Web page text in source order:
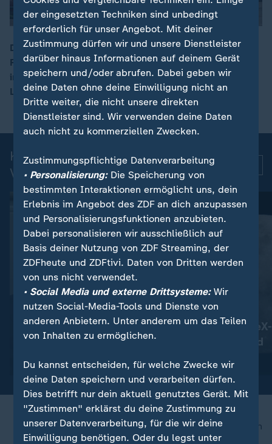
00:12
Die lettische Regierungschefin Evika Silina hat ihren
Rücktritt erklärt. Hintergrund sind Vorfälle, bei denen
im Zuge des Ukraine-Kriegs eingesetzte Drohnen in
Lettland abgestürzt waren.
Kurznachrichten: Aktuelle
Videos
Betäubungsmittel im Blut?:
CDU-Politiker Bareiß nimmt
Auszeit
Video
Vorfall im Weltall
Teil von
offenbar Mond
Video 0:58
nach oben
der eingesetzten Techniken sind unbedingt
erforderlich für unser Angebot. Mit deiner
Zustimmung dürfen wir und unsere Dienstleister
darüber hinaus Informationen auf deinem Gerät
speichern und/oder abrufen. Dabei geben wir
deine Daten ohne deine Einwilligung nicht an
Dritte weiter, die nicht unsere direkten
Dienstleister sind. Wir verwenden deine Daten
auch nicht zu kommerziellen Zwecken.
Zustimmungspflichtige Datenverarbeitung
• Personalisierung:Die Speicherung von
bestimmten Interaktionen ermöglicht uns, dein
Erlebnis im Angebot des ZDF an dich anzupassen
und Personalisierungsfunktionen anzubieten.
Dabei personalisieren wir ausschließlich auf
Basis deiner Nutzung von ZDF Streaming, der
ZDFheute und ZDFtivi. Daten von Dritten werden
von uns nicht verwendet.
• Social Media und externe Drittsysteme:Wir
nutzen Social-Media-Tools und Dienste von
anderen Anbietern. Unter anderem um das Teilen
von Inhalten zu ermöglichen.
Du kannst entscheiden, für welche Zwecke wir
deine Daten speichern und verarbeiten dürfen.
Dies betrifft nur dein aktuell genutztes Gerät. Mit
"Zustimmen" erklärst du deine Zustimmung zu
unserer Datenverarbeitung, für die wir deine
Einwilligung benötigen. Oder du legst unter